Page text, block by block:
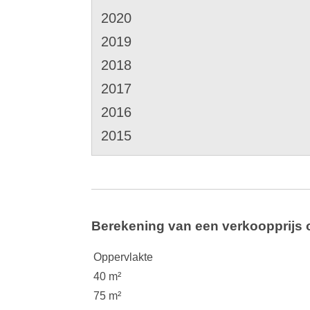
2020
2019
2018
2017
2016
2015
Berekening van een verkoopprijs
Oppervlakte
40 m²
75 m²